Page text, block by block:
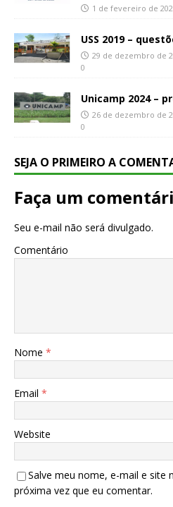
1 de fevereiro de
USS 2019 –
29 de dezembro de
0
Unicamp 2024 –
26 de dezembro de
0
SEJA O PRIMEIRO A
Faça um
Seu e-mail não será divulgado.
Comentário
Nome *
Email *
Website
Salve meu nome, e-mail e site
próxima vez que eu comentar.